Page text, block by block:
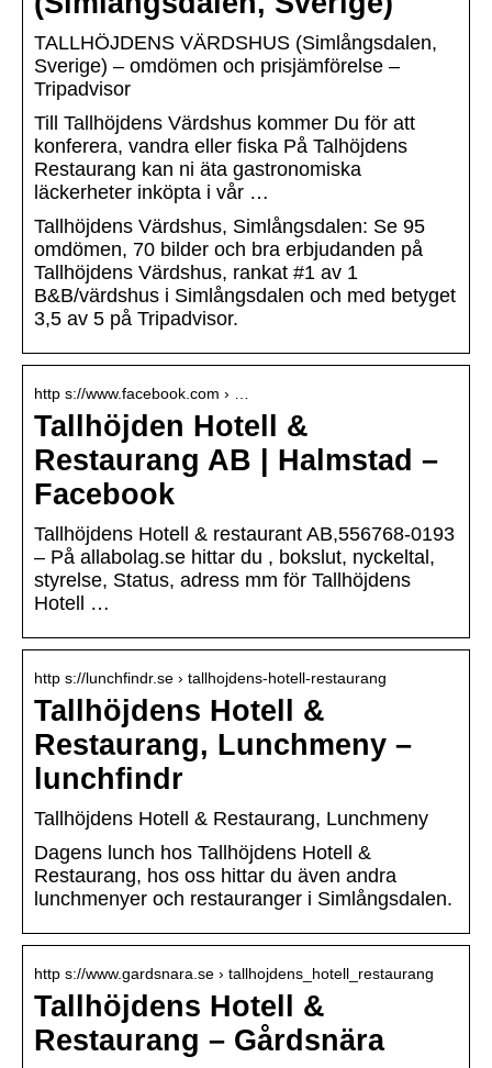
TALLHÖJDENS VÄRDSHUS (Simlångsdalen,
Sverige) – omdömen och prisjämförelse –
Tripadvisor
Till Tallhöjdens Värdshus kommer Du för att
konferera, vandra eller fiska På Talhöjdens
Restaurang kan ni äta gastronomiska
läckerheter inköpta i vår …
Tallhöjdens Värdshus, Simlångsdalen: Se 95
omdömen, 70 bilder och bra erbjudanden på
Tallhöjdens Värdshus, rankat #1 av 1
B&B/värdshus i Simlångsdalen och med betyget
3,5 av 5 på Tripadvisor.
http s://www.facebook.com › …
Tallhöjden Hotell &
Restaurang AB | Halmstad –
Facebook
Tallhöjdens Hotell & restaurant AB,556768-0193
– På allabolag.se hittar du , bokslut, nyckeltal,
styrelse, Status, adress mm för Tallhöjdens
Hotell …
http s://lunchfindr.se › tallhojdens-hotell-restaurang
Tallhöjdens Hotell &
Restaurang, Lunchmeny –
lunchfindr
Tallhöjdens Hotell & Restaurang, Lunchmeny
Dagens lunch hos Tallhöjdens Hotell &
Restaurang, hos oss hittar du även andra
lunchmenyer och restauranger i Simlångsdalen.
http s://www.gardsnara.se › tallhojdens_hotell_restaurang
Tallhöjdens Hotell &
Restaurang – Gårdsnära